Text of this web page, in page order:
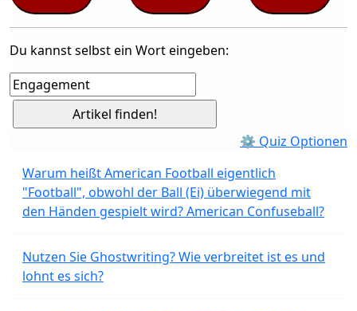
Du kannst selbst ein Wort eingeben:
⚙ Quiz Optionen
Warum heißt American Football eigentlich
"Football", obwohl der Ball (Ei) überwiegend mit
den Händen gespielt wird? American Confuseball?
Nutzen Sie Ghostwriting? Wie verbreitet ist es und
lohnt es sich?